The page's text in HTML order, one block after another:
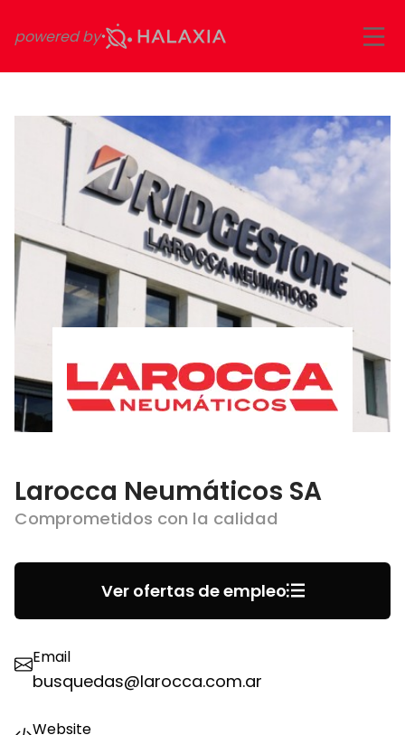
powered by
Larocca Neumáticos SA
Comprometidos con la calidad
Ver ofertas de empleo
Email
busquedas@larocca.com.ar
Website